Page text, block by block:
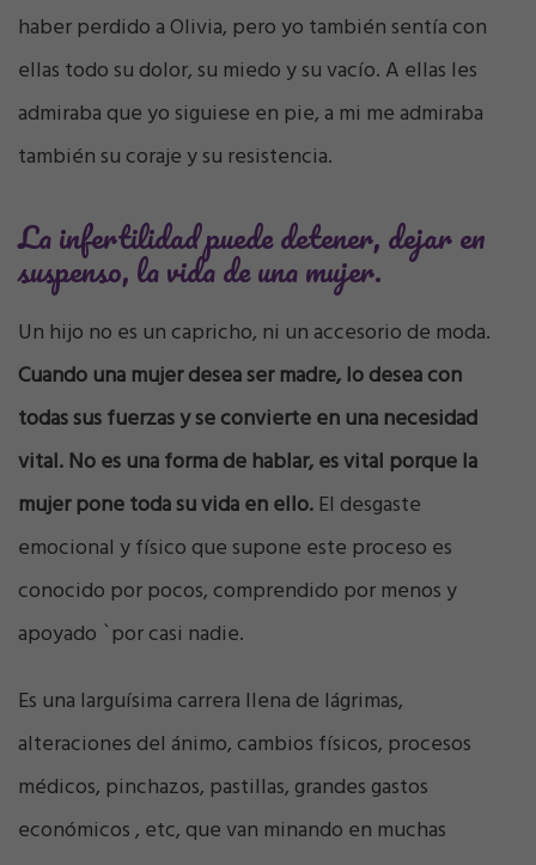
haber perdido a Olivia, pero yo también sentía con
ellas todo su dolor, su miedo y su vacío. A ellas les
admiraba que yo siguiese en pie, a mi me admiraba
también su coraje y su resistencia.
La infertilidad puede detener, dejar en
suspenso, la vida de una mujer.
Un hijo no es un capricho, ni un accesorio de moda.
Cuando una mujer desea ser madre, lo desea con
todas sus fuerzas y se convierte en una necesidad
vital. No es una forma de hablar, es vital porque la
mujer pone toda su vida en ello.El desgaste
emocional y físico que supone este proceso es
conocido por pocos, comprendido por menos y
apoyado `por casi nadie.
Es una larguísima carrera llena de lágrimas,
alteraciones del ánimo, cambios físicos, procesos
médicos, pinchazos, pastillas, grandes gastos
económicos , etc, que van minando en muchas